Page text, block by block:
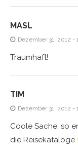
MASL
Dezember 31, 2012 -
Traumhaft!
TIM
Dezember 31, 2012 -
Coole Sache, so
die Reisekataloge